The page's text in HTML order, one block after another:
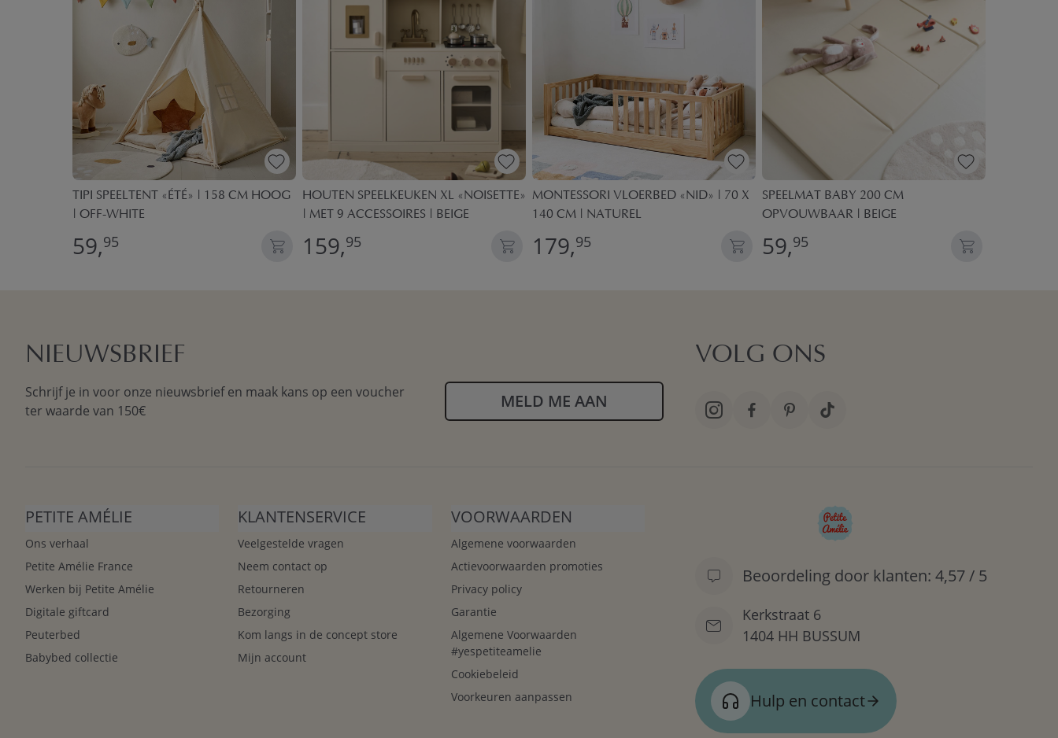
TIPI SPEELTENT «ÉTÉ» | 158 CM HOOG
| OFF-WHITE
59,95
HOUTEN SPEELKEUKEN XL «NOISETTE»
| MET 9 ACCESSOIRES | BEIGE
159,95
MONTESSORI VLOERBED «NID» | 70 X
140 CM | NATUREL
179,95
SPEELMAT BABY 200 CM
OPVOUWBAAR | BEIGE
59,95
NIEUWSBRIEF
Schrijf je in voor onze nieuwsbrief en maak kans op een voucher
ter waarde van 150€
MELD ME AAN
VOLG ONS
PETITE AMÉLIE
Ons verhaal
Petite Amélie France
Werken bij Petite Amélie
Digitale giftcard
Peuterbed
Babybed collectie
KLANTENSERVICE
Veelgestelde vragen
Neem contact op
Retourneren
Bezorging
Kom langs in de concept store
Mijn account
VOORWAARDEN
Algemene voorwaarden
Actievoorwaarden promoties
Privacy policy
Garantie
Algemene Voorwaarden
#yespetiteamelie
Cookiebeleid
Voorkeuren aanpassen
Beoordeling door klanten: 4,57 / 5
Kerkstraat 6
1404 HH BUSSUM
Hulp en contact